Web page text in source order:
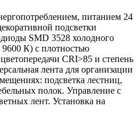
питанием 24
подсветки
SMD 3528 холодного
9600 К) с плотностью
CRI>85 и степень
лента для организации
подсветка лестниц,
полок. Управление с
лент. Установка на